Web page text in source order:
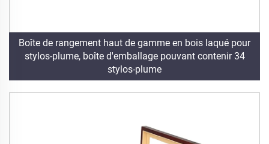
Boîte de rangement haut de gamme en bois laqué pour
stylos-plume, boîte d'emballage pouvant contenir 34
stylos-plume